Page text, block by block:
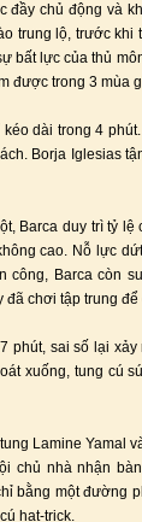
đầy chủ động và
trung lộ, trước
bất lực của thủ
được trong 3 mùa
dài trong 4
Borja Iglesias
Barca duy trì tỷ
cao. Nỗ lực
công, Barca còn
đã chơi tập trung
phút, sai số lại
xuống, tung cú
Lamine Yamal
chủ nhà nhận
bằng một đường
hat-trick.